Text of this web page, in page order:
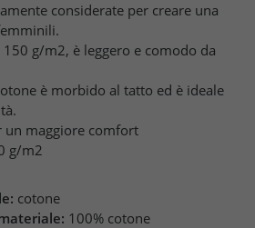
considerate per creare una
g/m2, è leggero e comodo da
è morbido al tatto ed è ideale
un maggiore comfort
g/m2
cotone
100% cotone